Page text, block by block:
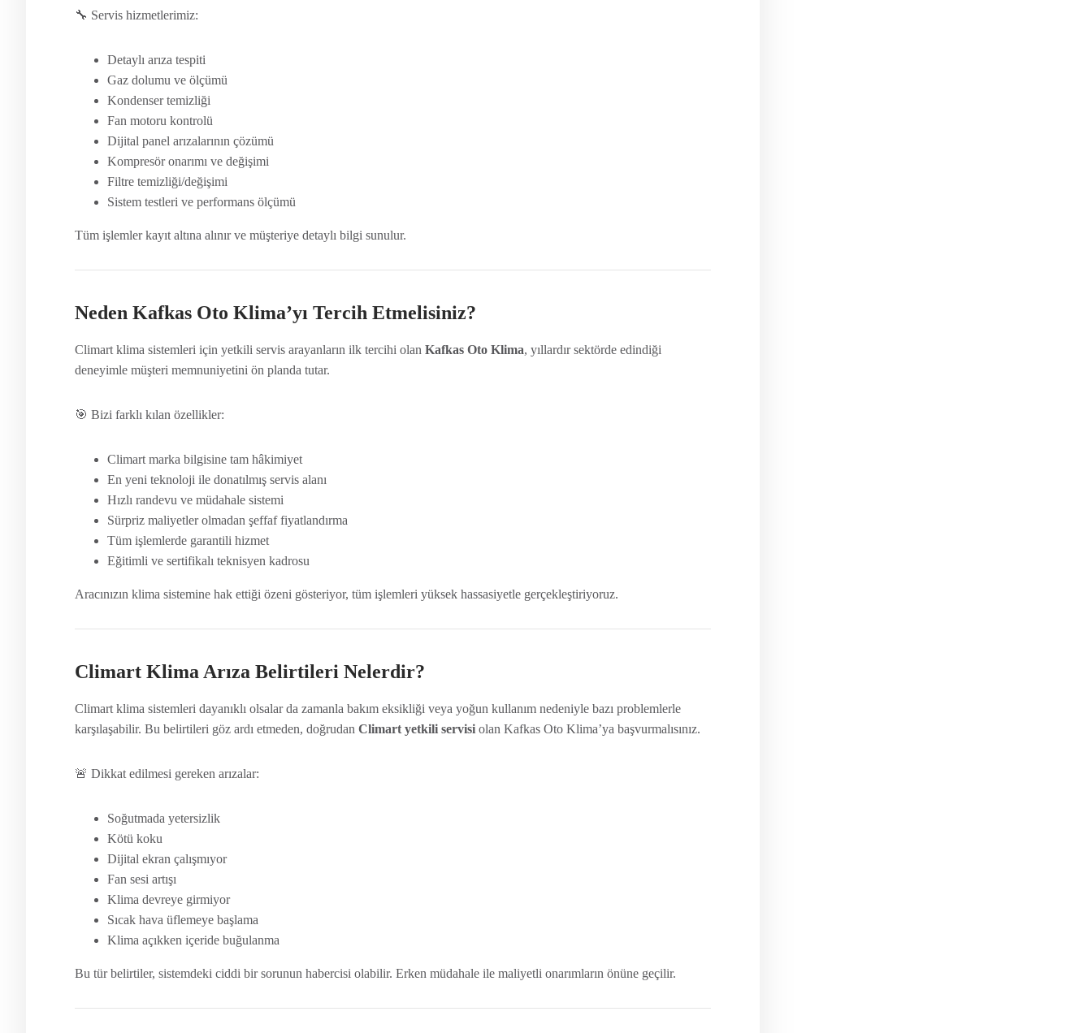
🔧 Servis hizmetlerimiz:
Detaylı arıza tespiti
Gaz dolumu ve ölçümü
Kondenser temizliği
Fan motoru kontrolü
Dijital panel arızalarının çözümü
Kompresör onarımı ve değişimi
Filtre temizliği/değişimi
Sistem testleri ve performans ölçümü
Tüm işlemler kayıt altına alınır ve müşteriye detaylı bilgi sunulur.
Neden Kafkas Oto Klima’yı Tercih Etmelisiniz?
Climart klima sistemleri için yetkili servis arayanların ilk tercihi olan Kafkas Oto Klima, yıllardır sektörde edindiği
deneyimle müşteri memnuniyetini ön planda tutar.
🎯 Bizi farklı kılan özellikler:
Climart marka bilgisine tam hâkimiyet
En yeni teknoloji ile donatılmış servis alanı
Hızlı randevu ve müdahale sistemi
Sürpriz maliyetler olmadan şeffaf fiyatlandırma
Tüm işlemlerde garantili hizmet
Eğitimli ve sertifikalı teknisyen kadrosu
Aracınızın klima sistemine hak ettiği özeni gösteriyor, tüm işlemleri yüksek hassasiyetle gerçekleştiriyoruz.
Climart Klima Arıza Belirtileri Nelerdir?
Climart klima sistemleri dayanıklı olsalar da zamanla bakım eksikliği veya yoğun kullanım nedeniyle bazı problemlerle
karşılaşabilir. Bu belirtileri göz ardı etmeden, doğrudan Climart yetkili servisi olan Kafkas Oto Klima’ya başvurmalısınız.
🚨 Dikkat edilmesi gereken arızalar:
Soğutmada yetersizlik
Kötü koku
Dijital ekran çalışmıyor
Fan sesi artışı
Klima devreye girmiyor
Sıcak hava üflemeye başlama
Klima açıkken içeride buğulanma
Bu tür belirtiler, sistemdeki ciddi bir sorunun habercisi olabilir. Erken müdahale ile maliyetli onarımların önüne geçilir.